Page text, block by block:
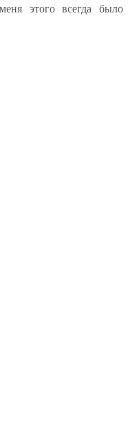
этого всегда было